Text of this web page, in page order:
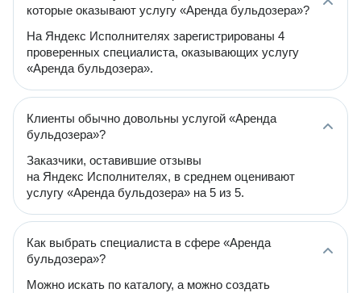
которые оказывают услугу «Аренда бульдозера»?
На Яндекс Исполнителях зарегистрированы 4
проверенных специалиста, оказывающих услугу
«Аренда бульдозера».
Клиенты обычно довольны услугой «Аренда
бульдозера»?
Заказчики, оставившие отзывы
на Яндекс Исполнителях, в среднем оценивают
услугу «Аренда бульдозера» на 5 из 5.
Как выбрать специалиста в сфере «Аренда
бульдозера»?
Можно искать по каталогу, а можно создать